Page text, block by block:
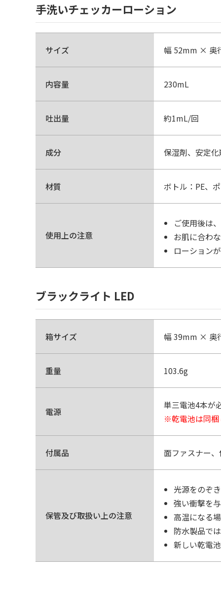
手洗いチェッカーローション
サイズ 幅 52mm × 奥
内容量 230mL
吐出量 約1mL/回
成分 保湿剤、安定
材質 ボトル：PE、
使用上の注意
ご使用後は
お肌に合わ
ローション
ブラックライト LED
箱サイズ 幅 39mm × 奥
重量 103.6g
電源
単三電池4本が
※乾電池は同梱
付属品 面ファスナー
保管及び取扱い上の注意
光源をのぞ
強い衝撃を
高温になる
防水製品で
新しい乾電